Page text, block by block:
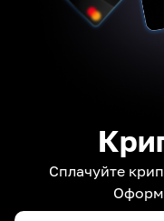
Сплачуйте